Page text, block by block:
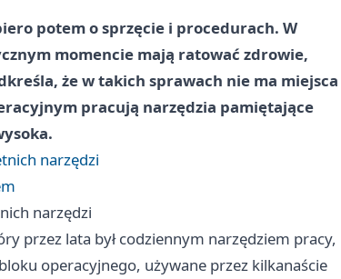
potem o sprzęcie i procedurach. W
momencie mają ratować zdrowie,
że w takich sprawach nie ma miejsca
pracują narzędzia pamiętające
narzędzi
narzędzi
przez lata był codziennym narzędziem pracy,
operacyjnego, używane przez kilkanaście